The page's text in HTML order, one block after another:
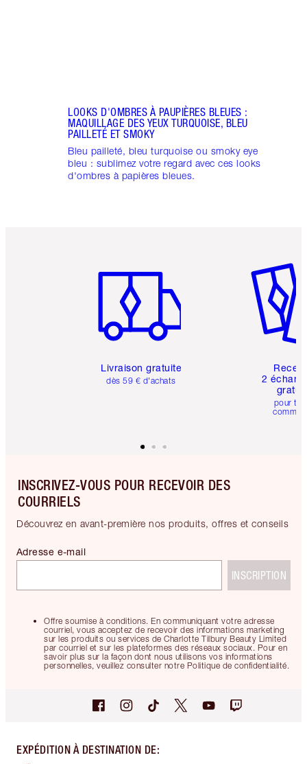
LOOKS D'OMBRES À PAUPIÈRES BLEUES :
MAQUILLAGE DES YEUX TURQUOISE, BLEU
PAILLETÉ ET SMOKY
Bleu pailleté, bleu turquoise ou smoky eye
bleu : sublimez votre regard avec ces looks
d'ombres à papières bleues.
Livraison gratuite
dès 59 € d'achats
2
pour
INSCRIVEZ-VOUS POUR RECEVOIR DES
COURRIELS
Découvrez en avant-première nos produits, offres et conseils
Offre soumise à conditions. En communiquant votre adresse
courriel, vous acceptez de recevoir des informations marketing
sur les produits ou services de Charlotte Tilbury Beauty Limited
par courriel et sur les plateformes des réseaux sociaux. Pour en
savoir plus sur la façon dont nous utilisons vos informations
personnelles, veuillez consulter notre Politique de confidentialité.
Adresse e-mail
INSCRIPTION
EXPÉDITION À DESTINATION DE: